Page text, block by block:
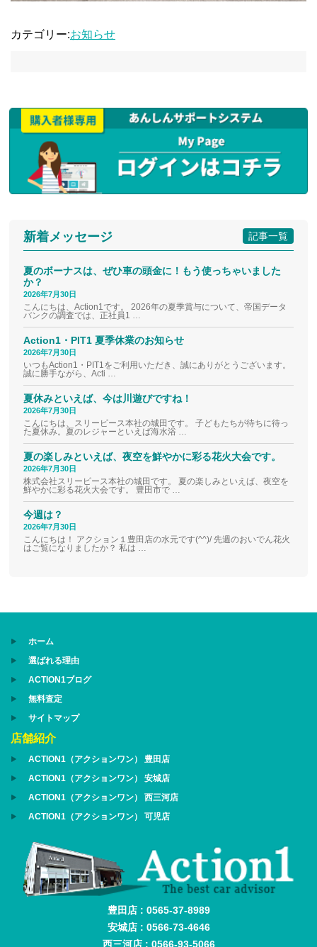
カテゴリー:お知らせ
記事一覧
新着メッセージ
夏のボーナスは、ぜひ車の頭金に！もう使っちゃいました
か？
2026年7月30日
こんにちは、Action1です。 2026年の夏季賞与について、帝国データ
バンクの調査では、正社員1 …
Action1・PIT1 夏季休業のお知らせ
2026年7月30日
いつもAction1・PIT1をご利用いただき、誠にありがとうございます。
誠に勝手ながら、Acti …
夏休みといえば、今は川遊びですね！
2026年7月30日
こんにちは、スリーピース本社の城田です。 子どもたちが待ちに待っ
た夏休み。夏のレジャーといえば海水浴 …
夏の楽しみといえば、夜空を鮮やかに彩る花火大会です。
2026年7月30日
株式会社スリーピース本社の城田です。 夏の楽しみといえば、夜空を
鮮やかに彩る花火大会です。 豊田市で …
今週は？
2026年7月30日
こんにちは！ アクション１豊田店の水元です(^^)/ 先週のおいでん花火
はご覧になりましたか？ 私は …
ホーム
選ばれる理由
ACTION1ブログ
無料査定
サイトマップ
店舗紹介
ACTION1（アクションワン） 豊田店
ACTION1（アクションワン） 安城店
ACTION1（アクションワン） 西三河店
ACTION1（アクションワン） 可児店
豊田店 : 0565-37-8989
安城店 : 0566-73-4646
西三河店 : 0566-93-5066